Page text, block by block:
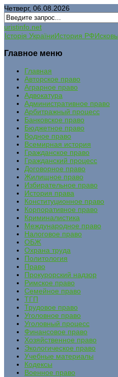
Четверг, 06.08.2026
uristinfo.net
Історія УкраїниИстория РФ
Главное меню
Главная
Авторское право
Аграрное право
Адвокатура
Административное право
Арбитражный процесс
Банковское право
Бюджетное право
Водное право
Всемирная история
Гражданское право
Гражданский процесс
Договорное право
Жилищное право
Избирательное право
История права
Конституционное право
Корпоративное право
Криминалистика
Международное право
Налоговое право
ОБЖ
Охрана труда
Политология
Право
Прокурорский надзор
Римское право
Семейное право
ТГП
Трудовое право
Уголовное право
Уголовный процесс
Финансовое право
Хозяйственное право
Экологическое право
Учебные материалы
Кодексы
Военное право